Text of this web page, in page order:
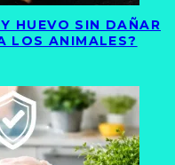
HUEVO SIN DAÑAR
LOS ANIMALES?